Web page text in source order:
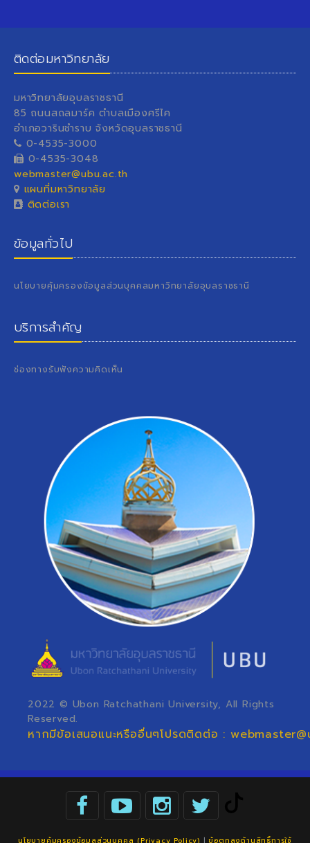
ติดต่อมหาวิทยาลัย
มหาวิทยาลัยอุบลราชธานี
85 ถนนสถลมาร์ค ตำบลเมืองศรีไค
อำเภอวารินชำราบ จังหวัดอุบลราชธานี
0-4535-3000
0-4535-3048
webmaster@ubu.ac.th
แผนที่มหาวิทยาลัย
ติดต่อเรา
ข้อมูลทั่วไป
นโยบายคุ้มครองข้อมูลส่วนบุคคลมหาวิทยาลัยอุบลราชธานี
บริการสำคัญ
ช่องทางรับฟังความคิดเห็น
2022 © Ubon Ratchathani University, All Rights
Reserved.
หากมีข้อเสนอแนะหรืออื่นๆโปรดติดต่อ :
นโยบายคุ้มครองข้อมูลส่วนบุคคล (Privacy Policy) |ข้อตกลงด้านสิทธิ์การใช้